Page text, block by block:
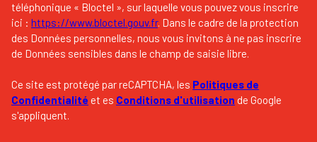
téléphonique « Bloctel », sur laquelle vous pouvez vous inscrire
ici : https://www.bloctel.gouv.fr. Dans le cadre de la protection
des Données personnelles, nous vous invitons à ne pas inscrire
de Données sensibles dans le champ de saisie libre.
Ce site est protégé par reCAPTCHA, les Politiques de
Confidentialité et es Conditions d'utilisation de Google
s'appliquent.